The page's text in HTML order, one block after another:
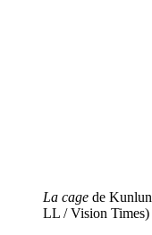
La cage de
LL / Vision Times)